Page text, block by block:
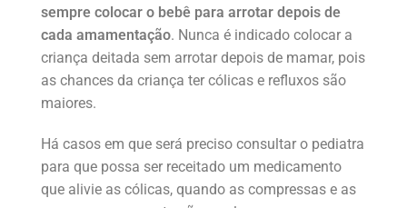
sempre colocar o bebê para arrotar depois de
cada amamentação. Nunca é indicado colocar a
criança deitada sem arrotar depois de mamar, pois
as chances da criança ter cólicas e refluxos são
maiores.
Há casos em que será preciso consultar o pediatra
para que possa ser receitado um medicamento
que alivie as cólicas, quando as compressas e as